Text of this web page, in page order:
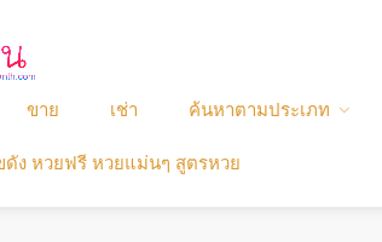
ขาย เช่า ค้นหาตามประเภท
ดัง หวยฟรี หวยแม่นๆ สูตรหวย